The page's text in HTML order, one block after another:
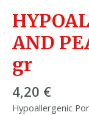
AND
gr
4,20 €
Hypoallergenic